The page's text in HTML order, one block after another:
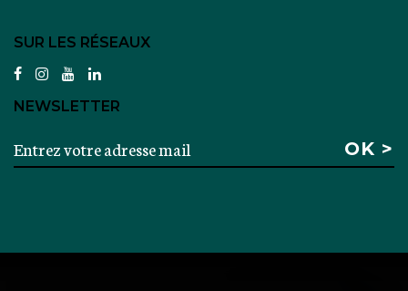
SUR LES RÉSEAUX
facebookinstagram
youtubelinkedin
NEWSLETTER